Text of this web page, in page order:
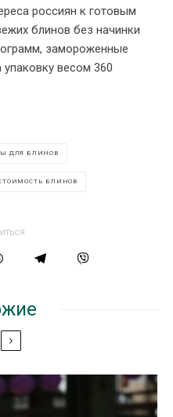
россиян к готовым
блинов без начинки
замороженные
весом 360
ДЛЯ БЛИНОВ
БЛИНОВ